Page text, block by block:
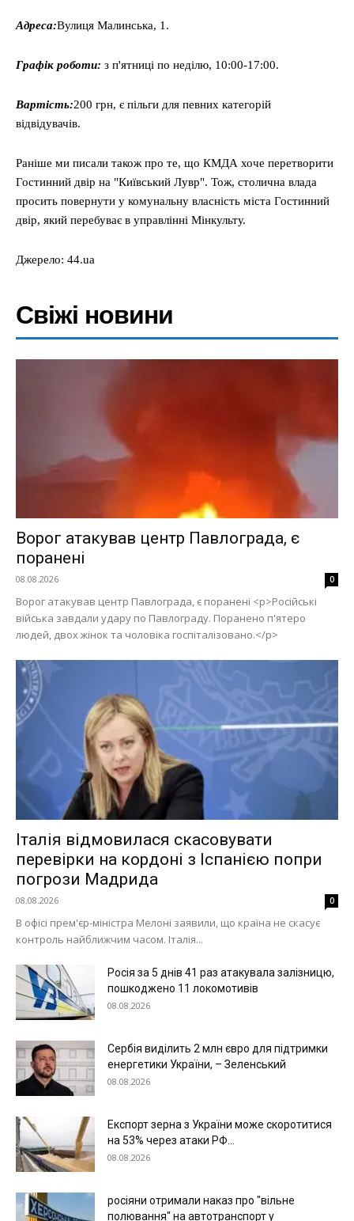
Адреса:Вулиця Малинська, 1.
Графік роботи: з п'ятниці по неділю, 10:00-17:00.
Вартість:200 грн, є пільги для певних категорій
відвідувачів.
Раніше ми писали також про те, що КМДА хоче перетворити
Гостинний двір на "Київський Лувр". Тож, столична влада
просить повернути у комунальну власність міста Гостинний
двір, який перебуває в управлінні Мінкульту.
Джерело: 44.ua
Свіжі новини
Ворог атакував центр Павлограда, є
поранені
08.08.2026 0
Ворог атакував центр Павлограда, є поранені <p>Російські
війська завдали удару по Павлограду. Поранено п'ятеро
людей, двох жінок та чоловіка госпіталізовано.</p>
Італія відмовилася скасовувати
перевірки на кордоні з Іспанією попри
погрози Мадрида
08.08.2026 0
В офісі прем'єр-міністра Мелоні заявили, що країна не скасує
контроль найближчим часом. Італія...
Росія за 5 днів 41 раз атакувала залізницю,
пошкоджено 11 локомотивів
08.08.2026
Сербія виділить 2 млн євро для підтримки
енергетики України, – Зеленський
08.08.2026
Експорт зерна з України може скоротитися
на 53% через атаки РФ...
08.08.2026
росіяни отримали наказ про "вільне
полювання" на автотранспорт у